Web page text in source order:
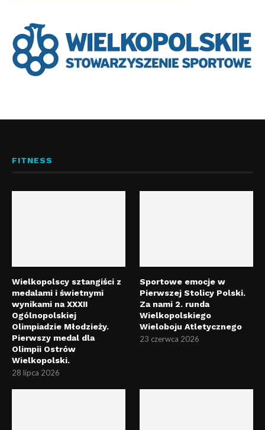
FITNESS
Wielkopolscy sztangiści z
medalami i świetnymi
wynikami na XXXII
Ogólnopolskiej
Olimpiadzie Młodzieży.
Pierwszy medal dla
Olimpii Ostrów
Wielkopolski.
28 lipca 2026
Sportowe emocje w
Pierwszej Stolicy Polski.
Za nami 2. runda
Wielkopolskiego
Wieloboju Atletycznego
23 czerwca 2026